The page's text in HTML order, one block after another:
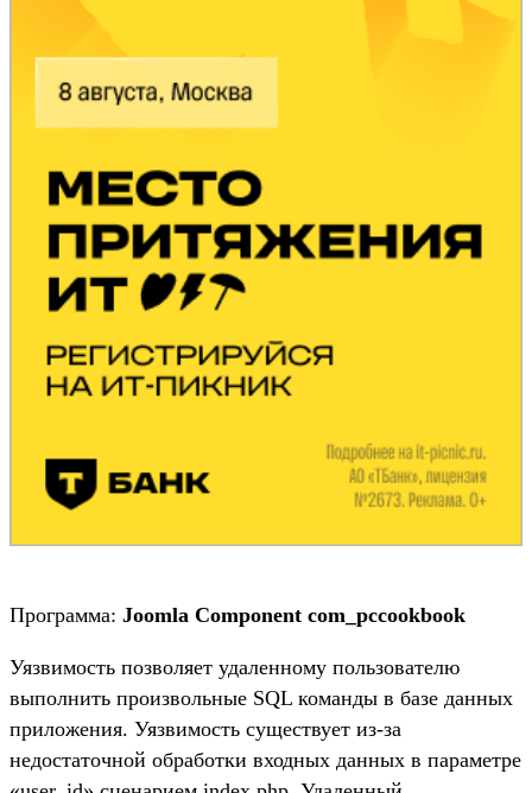
Программа: Joomla Component com_pccookbook
Уязвимость позволяет удаленному пользователю
выполнить произвольные SQL команды в базе данных
приложения. Уязвимость существует из-за
недостаточной обработки входных данных в параметре